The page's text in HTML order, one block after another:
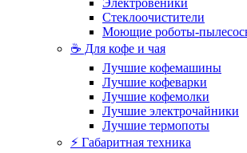
Стеклоочистители
Моющие роботы-
☕ Для кофе и чая
Лучшие кофемашины
Лучшие кофеварки
Лучшие кофемолки
Лучшие электрочайники
Лучшие термопоты
⚡ Габаритная техника